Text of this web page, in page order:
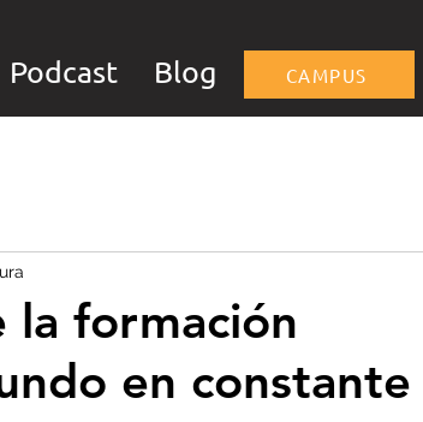
Podcast Blog CAMPUS
la formación
en constante